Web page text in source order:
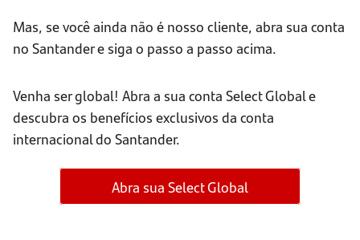
Mas, se você ainda não é nosso cliente, abra sua conta
no Santander e siga o passo a passo acima.
Venha ser global! Abra a sua conta Select Global e
descubra os benefícios exclusivos da conta
internacional do Santander.
Abra sua Select Global